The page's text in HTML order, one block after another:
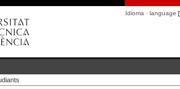
Idioma · language